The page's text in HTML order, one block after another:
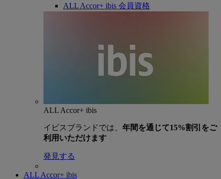
ALL Accor+ ibis 会員資格
ALL Accor+ ibis
イビスブランドでは、 年間を通じて15%割引をご
利用いただけます
発見する
ALL Accor+ ibis